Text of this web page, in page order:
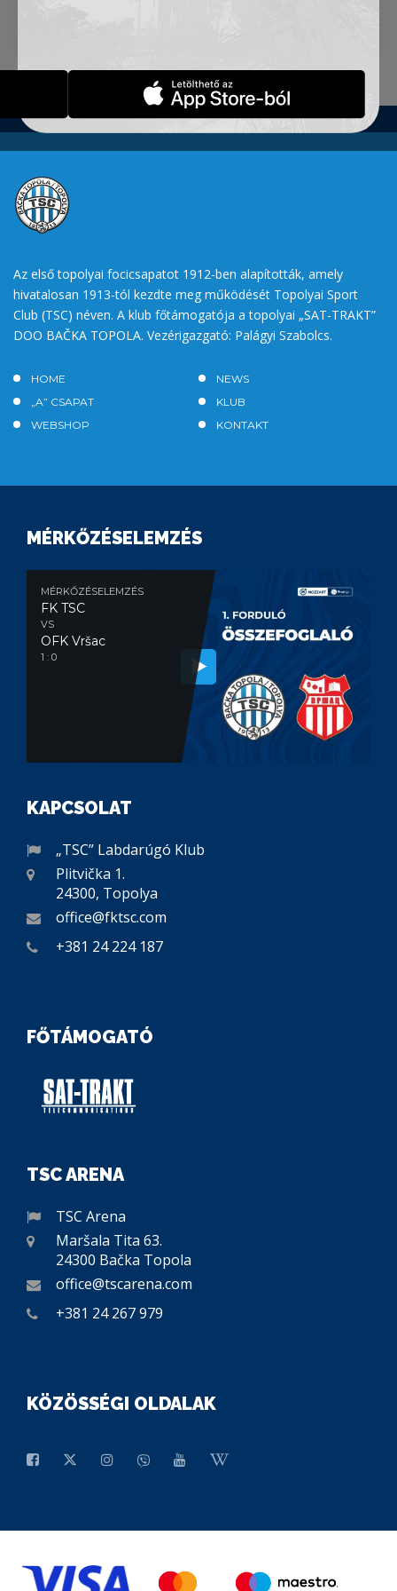
Az első topolyai focicsapatot 1912-ben alapították, amely
hivatalosan 1913-tól kezdte meg működését Topolyai Sport
Club (TSC) néven. A klub főtámogatója a topolyai „SAT-TRAKT”
DOO BAČKA TOPOLA. Vezérigazgató: Palágyi Szabolcs.
HOME
NEWS
„A” CSAPAT
KLUB
WEBSHOP
KONTAKT
MÉRKŐZÉSELEMZÉS
MÉRKŐZÉSELEMZÉS
FK TSC
VS
OFK Vršac
1 : 0
KAPCSOLAT
„TSC” Labdarúgó Klub
Plitvička 1.
24300, Topolya
office@fktsc.com
+381 24 224 187
FŐTÁMOGATÓ
TSC ARENA
TSC Arena
Maršala Tita 63.
24300 Bačka Topola
office@tscarena.com
+381 24 267 979
KÖZÖSSÉGI OLDALAK